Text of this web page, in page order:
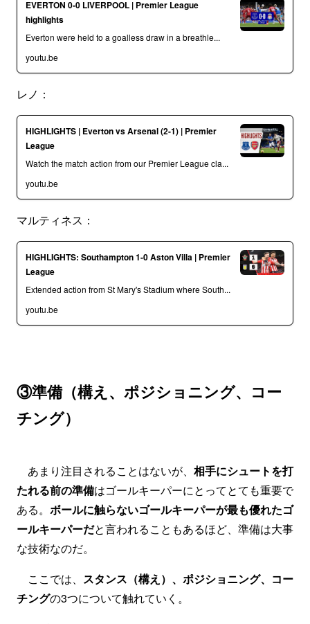
EVERTON 0-0 LIVERPOOL | Premier League
highlights
Everton were held to a goalless draw in a breathle...
youtu.be
レノ：
HIGHLIGHTS | Everton vs Arsenal (2-1) | Premier
League
Watch the match action from our Premier League cla...
youtu.be
マルティネス：
HIGHLIGHTS: Southampton 1-0 Aston Villa | Premier
League
Extended action from St Mary's Stadium where South...
youtu.be
③準備（構え、ポジショニング、コー
チング）
あまり注目されることはないが、 相手にシュートを打
たれる前の準備はゴールキーパーにとってとても重要で
ある。 ボールに触らないゴールキーパーが最も優れたゴ
ールキーパーだと言われることもあるほど、準備は大事
な技術なのだ。
ここでは、 スタンス（構え）、ポジショニング、コー
チングの3つについて触れていく。